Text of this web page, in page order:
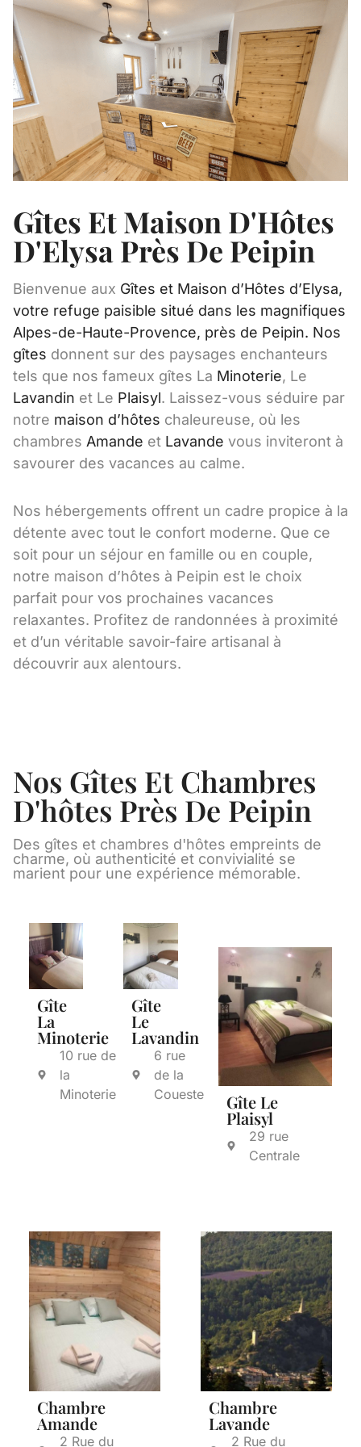
Gîtes Et Maison D'Hôtes
D'Elysa Près De Peipin
Bienvenue aux Gîtes et Maison d’Hôtes d’Elysa,
votre refuge paisible situé dans les magnifiques
Alpes-de-Haute-Provence, près de Peipin. Nos
gîtes donnent sur des paysages enchanteurs
tels que nos fameux gîtes La Minoterie, Le
Lavandin et Le Plaisyl. Laissez-vous séduire par
notre maison d’hôtes chaleureuse, où les
chambres Amande et Lavande vous inviteront à
savourer des vacances au calme.
Nos hébergements offrent un cadre propice à la
détente avec tout le confort moderne. Que ce
soit pour un séjour en famille ou en couple,
notre maison d’hôtes à Peipin est le choix
parfait pour vos prochaines vacances
relaxantes. Profitez de randonnées à proximité
et d’un véritable savoir-faire artisanal à
découvrir aux alentours.
Nos Gîtes Et Chambres
D'hôtes Près De Peipin
Des gîtes et chambres d'hôtes empreints de
charme, où authenticité et convivialité se
marient pour une expérience mémorable.
Gîte
La
Minoterie
10 rue de
la
Minoterie
Gîte
Le
Lavandin
6 rue
de la
Coueste
Gîte Le
Plaisyl
29 rue
Centrale
Chambre
Amande
2 Rue du
Chambre
Lavande
2 Rue du